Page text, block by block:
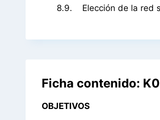
8.9. Elección de la red
Ficha contenido:
OBJETIVOS